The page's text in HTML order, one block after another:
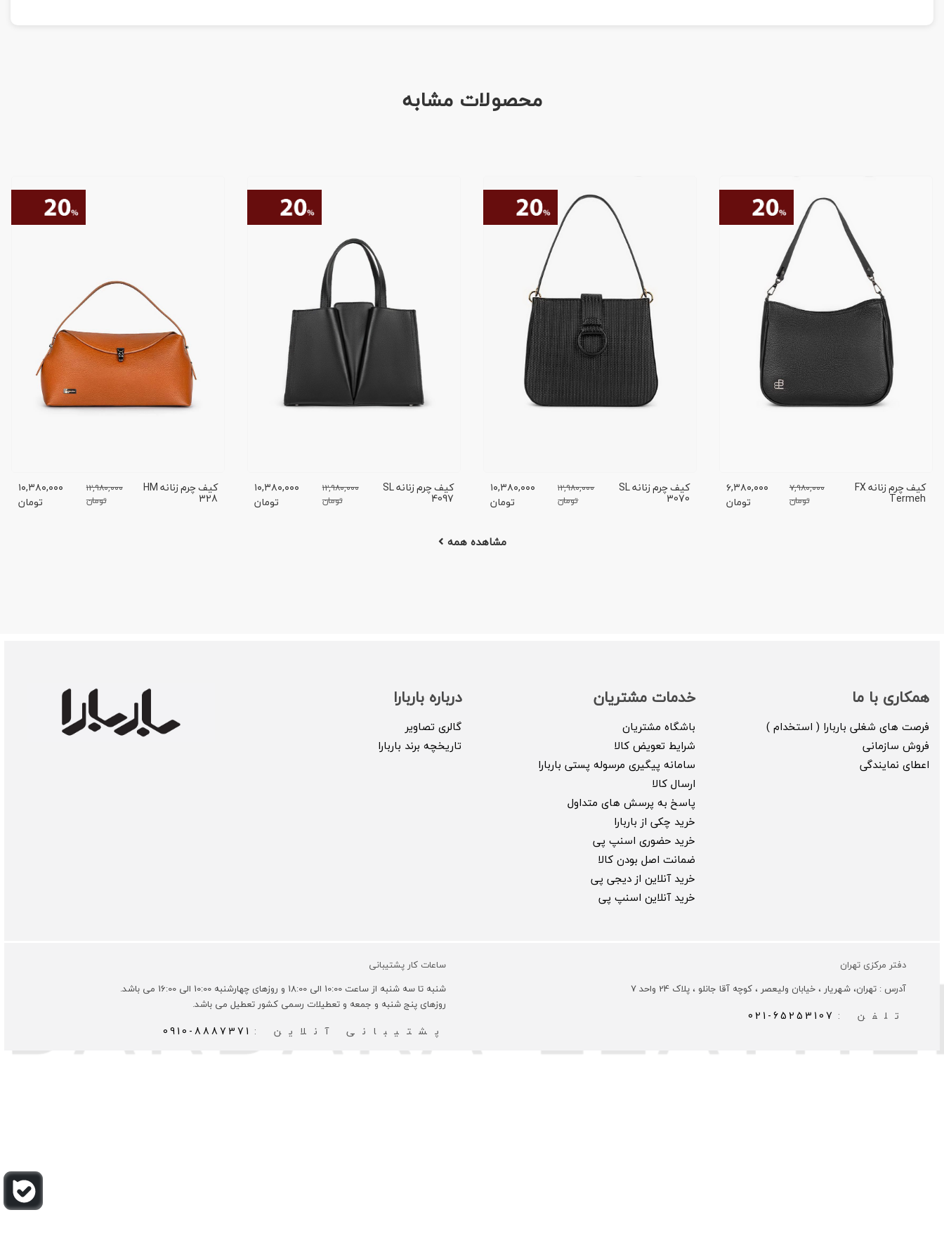
محصولات مشابه
کیف چرم زنانه FX
Termeh
۷,۹۸۰,۰۰۰
تومان
۶,۳۸۰,۰۰۰
تومان
کیف چرم زنانه SL
3070
۱۲,۹۸۰,۰۰۰
تومان
۱۰,۳۸۰,۰۰۰
تومان
کیف چرم زنانه SL
4097
۱۲,۹۸۰,۰۰۰
تومان
۱۰,۳۸۰,۰۰۰
تومان
کیف چرم زنانه HM
328
۱۲,۹۸۰,۰۰۰
تومان
۱۰,۳۸۰,۰۰۰
تومان
مشاهده همه
همکاری با ما
فرصت های شغلی باربارا ( استخدام )
فروش سازمانی
اعطای نمایندگی
خدمات مشتریان
باشگاه مشتریان
شرایط تعویض کالا
سامانه پیگیری مرسوله پستی باربارا
ارسال کالا
پاسخ به پرسش های متداول
خرید چکی از باربارا
خرید حضوری اسنپ پی
ضمانت اصل بودن کالا
خرید آنلاین از دیجی پی
خرید آنلاین اسنپ پی
درباره باربارا
گالری تصاویر
تاریخچه برند باربارا
دفتر مرکزی تهران
آدرس : تهران، شهریار ، خیابان ولیعصر ، کوچه آقا جانلو ، پلاک 24 واحد 7
تلفن : 021-65253107
ساعات کار پشتیبانی
شنبه تا سه شنبه از ساعت 10:00 الی 18:00 و روزهای چهارشنبه 10:00 الی 16:00 می باشد.
روزهای پنج شنبه و جمعه و تعطیلات رسمی کشور تعطیل می باشد.
پشتیبانی آنلاین : 0910-8887371